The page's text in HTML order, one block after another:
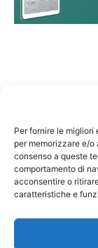
Per fornire le
per memorizzare e/
consenso a queste
comportamento di
acconsentire o
caratteristiche e